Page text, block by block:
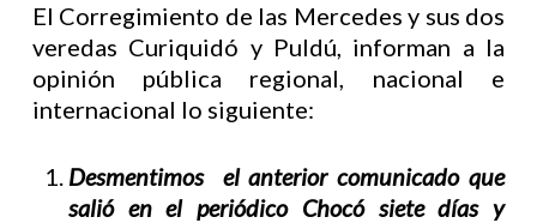
El Corregimiento de las Mercedes y sus dos
veredas Curiquidó y Puldú, informan a la
opinión pública regional, nacional e
internacional lo siguiente:
Desmentimos el anterior comunicado que
salió en el periódico Chocó siete días y